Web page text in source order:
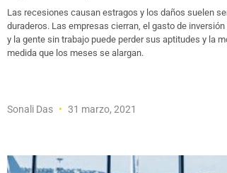
Las recesiones causan estragos y los daños suelen
duraderos. Las empresas cierran, el gasto de
y la gente sin trabajo puede perder sus aptitudes y la
medida que los meses se alargan.
Sonali Das 31 marzo, 2021